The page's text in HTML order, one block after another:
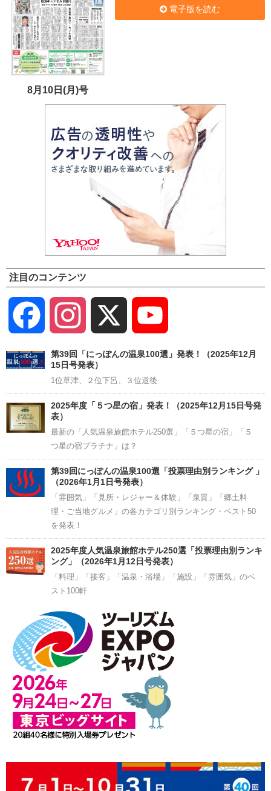
8月10日(月)号
電子版を読む
注目のコンテンツ
Facebook Instagram
Channel
第39回「にっぽんの温泉100選」発表！（2025年12月
15日号発表）
1位草津、２位下呂、３位道後
2025年度「５つ星の宿」発表！（2025年12月15日号発
表）
最新の「人気温泉旅館ホテル250選」「５つ星の宿」「５
つ星の宿プラチナ」は？
第39回にっぽんの温泉100選「投票理由別ランキング 」
（2026年1月1日号発表）
「雰囲気」「見所・レジャー＆体験」「泉質」「郷土料
理・ご当地グルメ」の各カテゴリ別ランキング・ベスト50
を発表！
2025年度人気温泉旅館ホテル250選「投票理由別ランキ
ング」（2026年1月12日号発表）
「料理」「接客」「温泉・浴場」「施設」「雰囲気」のベ
スト100軒